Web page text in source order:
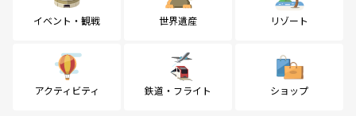
イベント・観戦 世界遺産 リゾート
アクティビティ 鉄道・フライト ショップ